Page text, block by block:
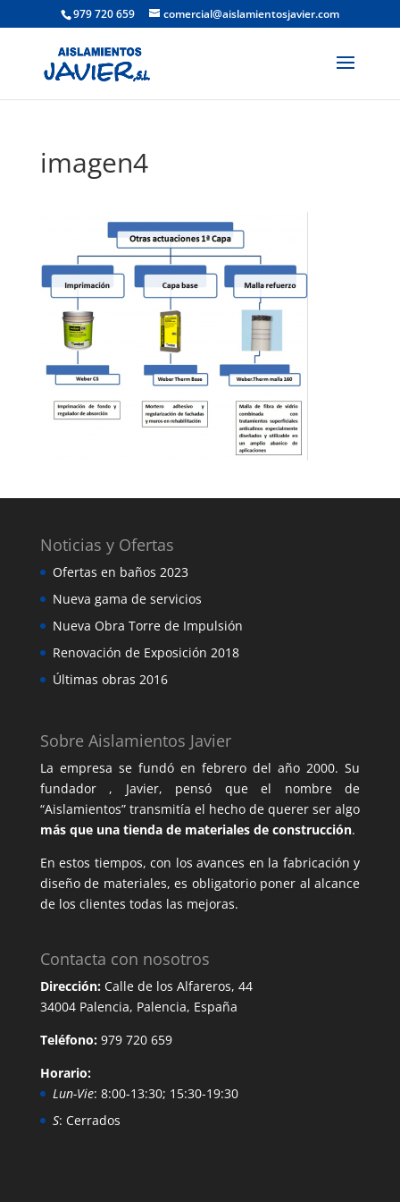
979 720 659 comercial@aislamientosjavier.com
imagen4
Noticias y Ofertas
Ofertas en baños 2023
Nueva gama de servicios
Nueva Obra Torre de Impulsión
Renovación de Exposición 2018
Últimas obras 2016
Sobre Aislamientos Javier
La empresa se fundó en febrero del año 2000. Su
fundador , Javier, pensó que el nombre de
“Aislamientos” transmitía el hecho de querer ser algo
más que una tienda de materiales de construcción.
En estos tiempos, con los avances en la fabricación y
diseño de materiales, es obligatorio poner al alcance
de los clientes todas las mejoras.
Contacta con nosotros
Dirección:Calle de los Alfareros, 44
34004 Palencia, Palencia, España
Teléfono:979 720 659
Horario:
Lun-Vie: 8:00-13:30; 15:30-19:30
S: Cerrados